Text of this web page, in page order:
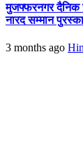
मुजफ्फरनगर दैनिक
नारद सम्मान
3 months ago